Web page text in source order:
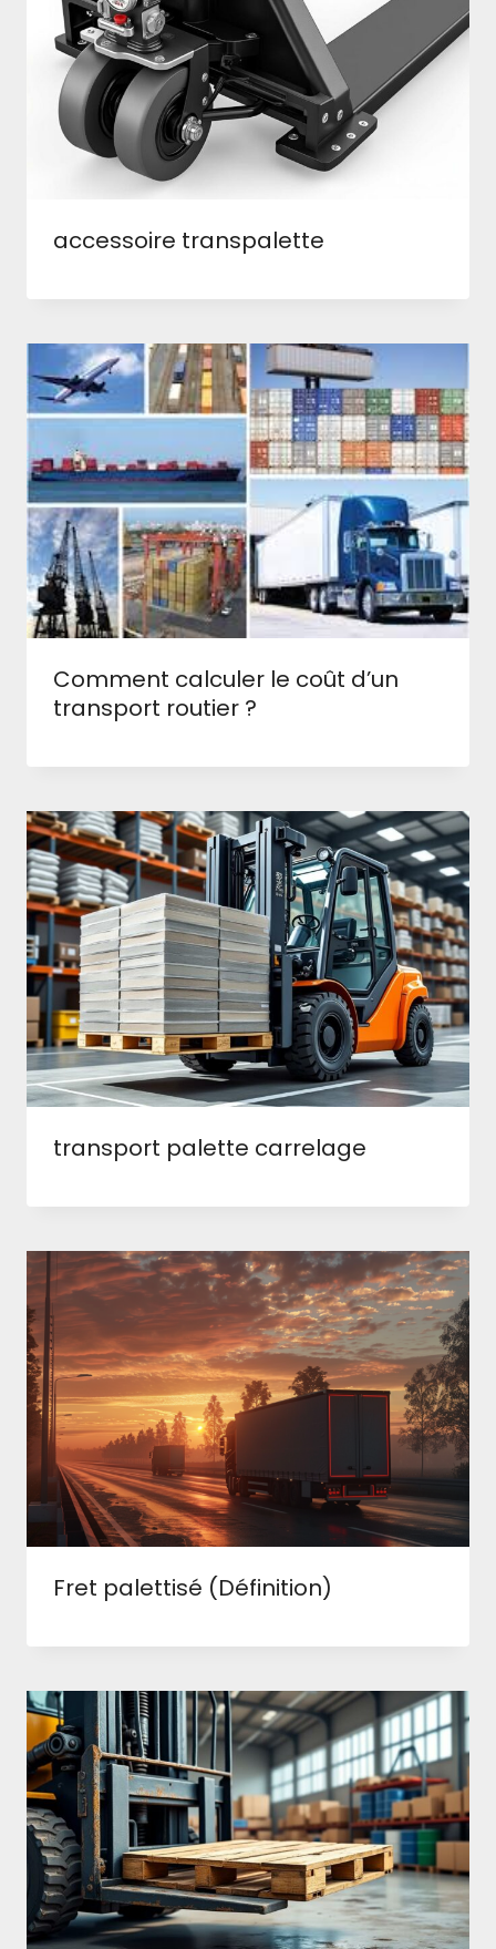
accessoire transpalette
Comment calculer le coût d’un
transport routier ?
transport palette carrelage
Fret palettisé (Définition)